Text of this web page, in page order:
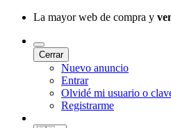
La mayor web de compra y
Cerrar
Nuevo anuncio
Entrar
Olvidé mi usuario o
Registrarme